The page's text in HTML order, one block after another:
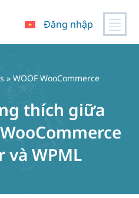
Đăng nhập
» WOOF WooCommerce
thích giữa
và WPML